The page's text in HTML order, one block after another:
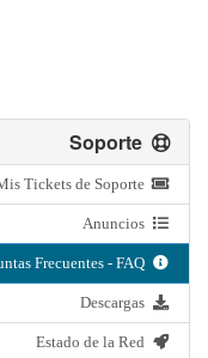
Mis Tickets de Soporte
Anuncios
Preguntas Frecuentes - FAQ
Descargas